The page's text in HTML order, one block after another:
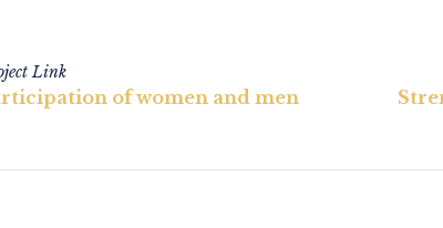
Link
of women and men